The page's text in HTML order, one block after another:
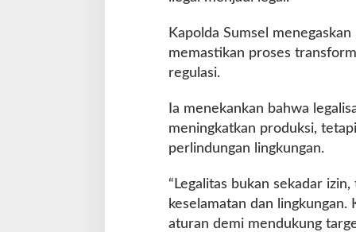
y
a
r
k
t
Kapolda Sumsel
memastikan proses
regulasi.
Ia menekankan bahwa
meningkatkan produksi,
perlindungan lingkungan.
“Legalitas bukan sekadar
keselamatan dan
aturan demi mendukung